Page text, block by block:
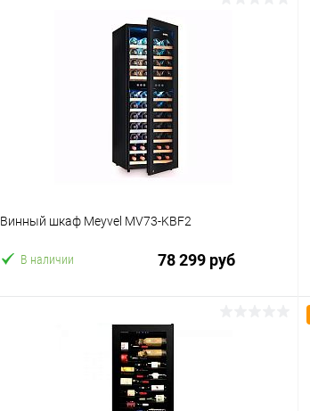
Винный шкаф Meyvel MV73-KBF2
В наличии 78 299 руб
В корзину